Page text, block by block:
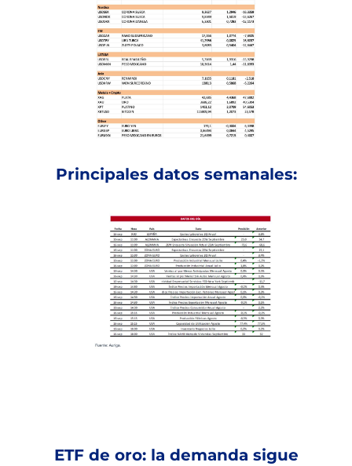
Principales datos semanales:
ETF de oro: la demanda sigue